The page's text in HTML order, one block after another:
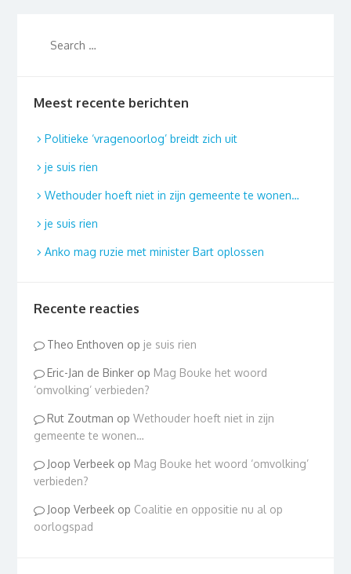
Meest recente berichten
Politieke ‘vragenoorlog’ breidt zich uit
je suis rien
Wethouder hoeft niet in zijn gemeente te wonen…
je suis rien
Anko mag ruzie met minister Bart oplossen
Recente reacties
Theo Enthoven op je suis rien
Eric-Jan de Binker op Mag Bouke het woord
‘omvolking’ verbieden?
Rut Zoutman opWethouder hoeft niet in zijn
gemeente te wonen…
Joop Verbeek op Mag Bouke het woord ‘omvolking’
verbieden?
Joop Verbeek op Coalitie en oppositie nu al op
oorlogspad